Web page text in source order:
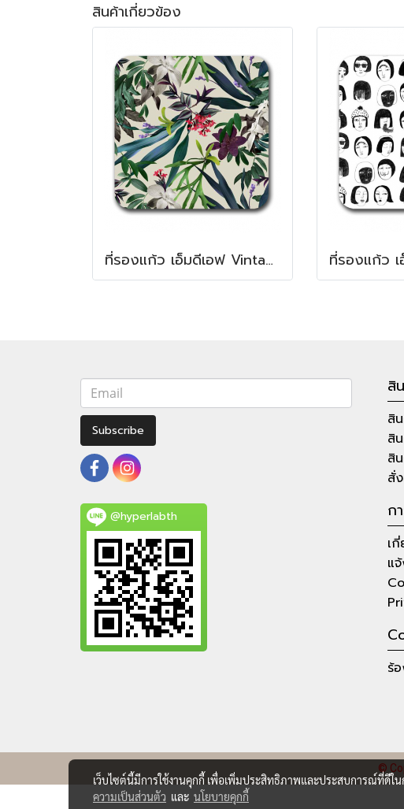
สินค้าเกี่ยวข้อง
ที่รองแก้ว เอ็มดีเอฟ Vintage flower MDF Square coaster
Subscribe
@hyperlabth
สิ
สิ
สิ
สิ
สั่
ก
เ
แ
ร้
©
เว็บไซต์นี้มีการใช้งานคุกกี้ เพื่อเพิ่มประสิทธิภาพและประสบการณ์ที่ดีใ
ความเป็นส่วนตัว และ นโยบายคุกกี้